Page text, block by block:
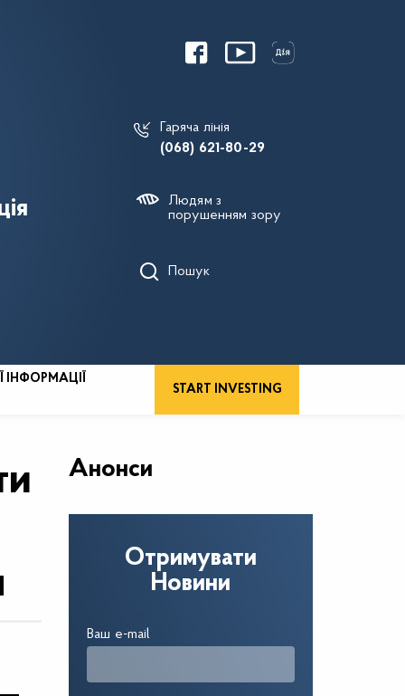
Гаряча лінія
(068) 621-80-29
Людям з
порушенням зору
Пошук
START INVESTING
Анонси
Отримувати
Новини
Ваш e-mail